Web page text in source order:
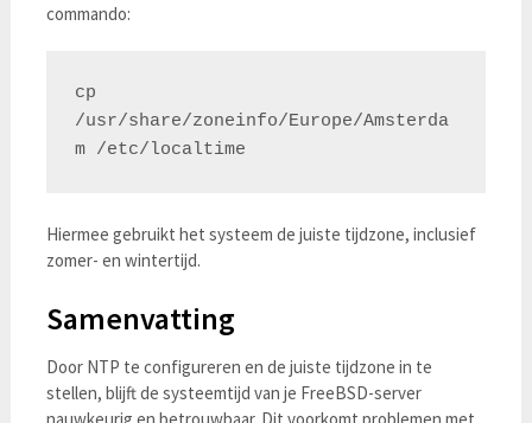
commando:
cp
/usr/share/zoneinfo/Europe/Amsterda
Hiermee gebruikt het systeem de juiste tijdzone, inclusief
zomer- en wintertijd.
Samenvatting
Door NTP te configureren en de juiste tijdzone in te
stellen, blijft de systeemtijd van je FreeBSD-server